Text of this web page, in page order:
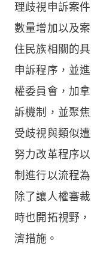
理歧視申訴案
數量增加以及
住民族相關的
申訴程序，並
權委員會，加
訴機制，並聚
受歧視與類似
努力改革程序
制進行以流程
除了讓人權審
時也開拓視野
濟措施。